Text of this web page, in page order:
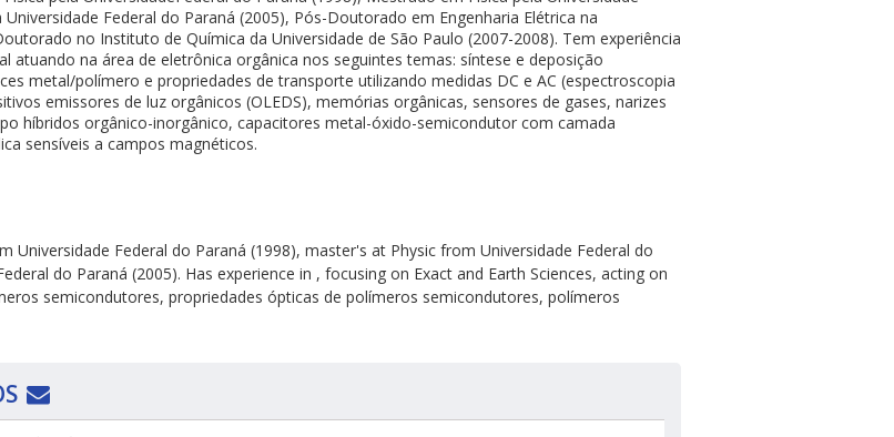
Federal do Paraná (2005), Pós-Doutorado em Engenharia Elétrica na
no Instituto de Química da Universidade de São Paulo (2007-2008). Tem experiência
atuando na área de eletrônica orgânica nos seguintes temas: síntese e deposição
metal/polímero e propriedades de transporte utilizando medidas DC e AC (espectroscopia
emissores de luz orgânicos (OLEDS), memórias orgânicas, sensores de gases, narizes
híbridos orgânico-inorgânico, capacitores metal-óxido-semicondutor com camada
sensíveis a campos magnéticos.
Universidade Federal do Paraná (1998), master's at Physic from Universidade Federal do
do Paraná (2005). Has experience in , focusing on Exact and Earth Sciences, acting on
semicondutores, propriedades ópticas de polímeros semicondutores, polímeros